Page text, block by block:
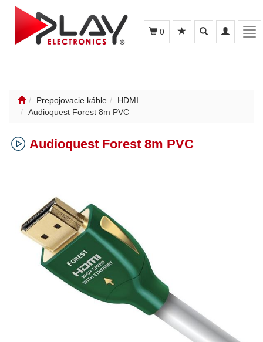
Toggle
navigation
Toggle
search
0
Prepojovacie káble
HDMI
Audioquest Forest 8m PVC
Audioquest Forest 8m PVC